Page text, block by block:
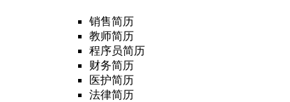
销售简历
教师简历
程序员简历
财务简历
医护简历
法律简历